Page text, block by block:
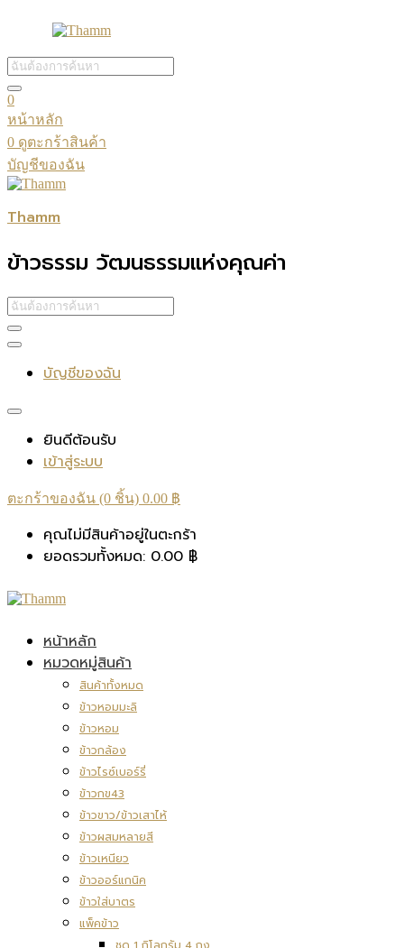
0
หน้าหลัก
0 ดูตะกร้าสินค้า
บัญชีของฉัน
Thamm
ข้าวธรรม วัฒนธรรมแห่งคุณค่า
บัญชีของฉัน
ยินดีต้อนรับ
เข้าสู่ระบบ
ตะกร้าของฉัน (0 ชิ้น) 0.00 ฿
คุณไม่มีสินค้าอยู่ในตะกร้า
ยอดรวมทั้งหมด: 0.00 ฿
หน้าหลัก
หมวดหมู่สินค้า
สินค้าทั้งหมด
ข้าวหอมมะลิ
ข้าวหอม
ข้าวกล้อง
ข้าวไรซ์เบอร์รี่
ข้าวกข43
ข้าวขาว/ข้าวเสาไห้
ข้าวผสมหลายสี
ข้าวเหนียว
ข้าวออร์แกนิค
ข้าวใส่บาตร
แพ็คข้าว